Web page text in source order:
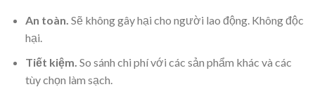
An toàn. Sẽ không gây hại cho người lao động. Không độc
hại.
Tiết kiệm. So sánh chi phí với các sản phẩm khác và các
tùy chọn làm sạch.